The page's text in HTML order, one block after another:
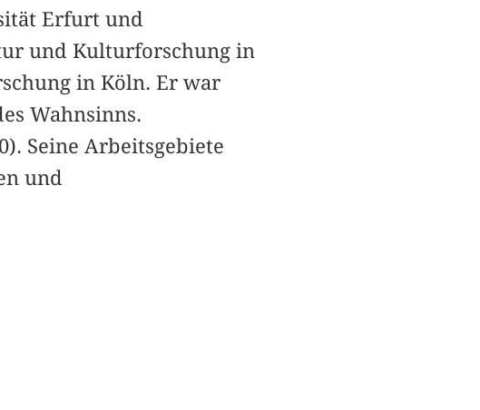
Erfurt und
und Kulturforschung in
in Köln. Er war
Wahnsinns.
Seine Arbeitsgebiete
und